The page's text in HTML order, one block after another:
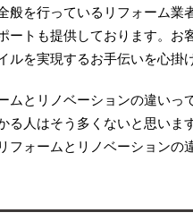
般を行っているリフォーム
ートも提供しております。お
を実現するお手伝いを心掛
ムとリノベーションの違いっ
人はそう多くないと思います
ォームとリノベーションの